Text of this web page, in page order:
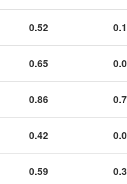
0.52
0.65
0.86
0.42
0.59